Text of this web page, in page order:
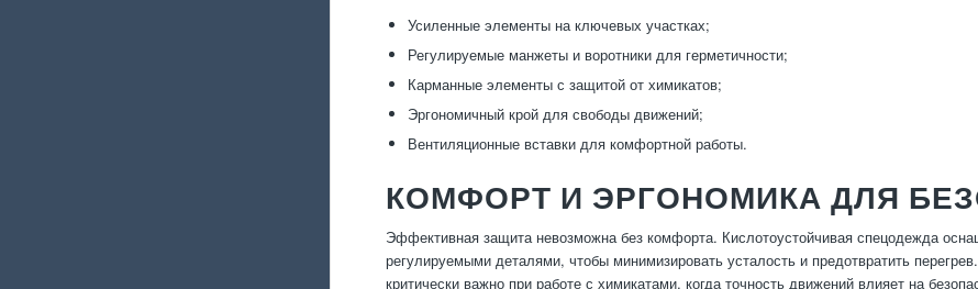
Усиленные элементы на ключевых участках;
Регулируемые манжеты и воротники для герметичности;
Карманные элементы с защитой от химикатов;
Эргономичный крой для свободы движений;
Вентиляционные вставки для комфортной работы.
КОМФОРТ И ЭРГОНОМИКА ДЛЯ
Эффективная защита невозможна без комфорта. Кислотоустойчивая спецодежда
регулируемыми деталями, чтобы минимизировать усталость и предотвратить
критически важно при работе с химикатами, когда точность движений влияет на